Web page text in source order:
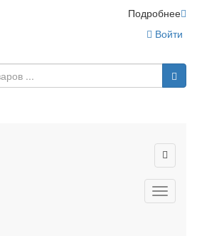
Подробнее
Войти